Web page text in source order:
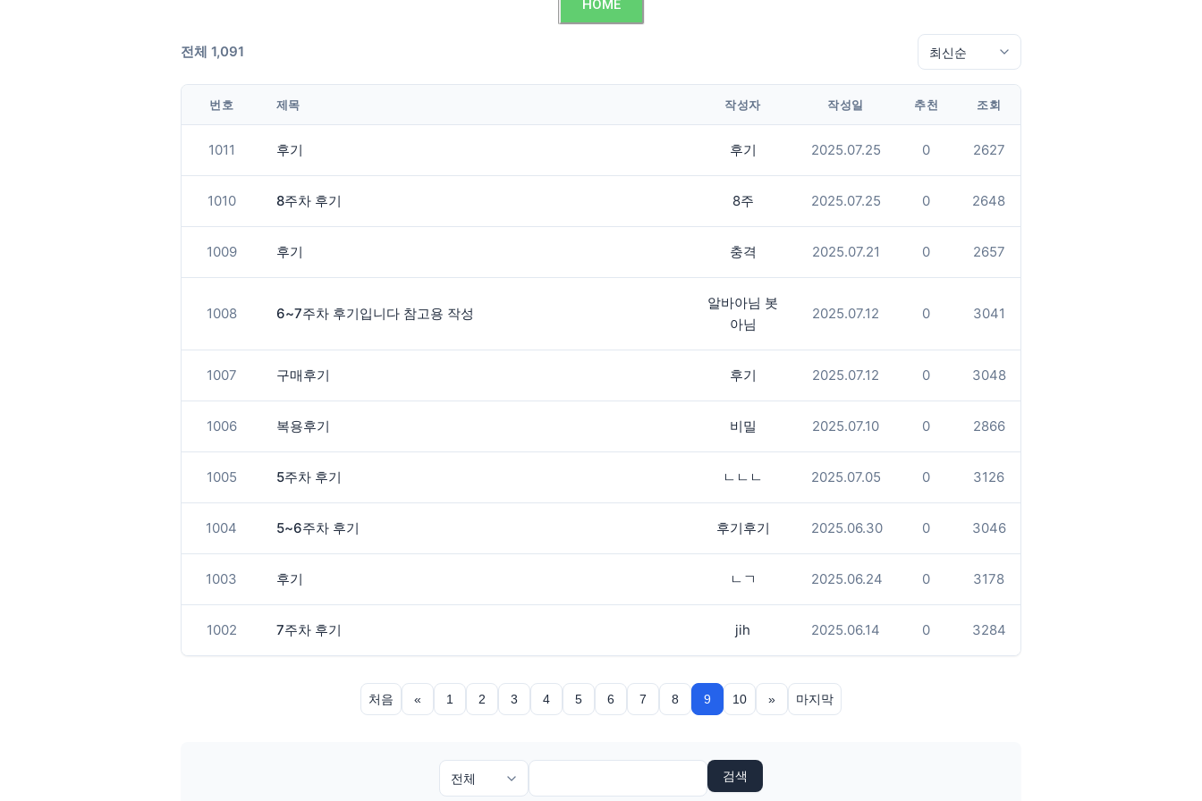
HOME
전체 1,091
번호 제목 작성자 작성일 추천 조회
1011 후기 후기 2025.07.25 0 2627
1010 8주차 후기 8주 2025.07.25 0 2648
1009 후기 충격 2025.07.21 0 2657
1008 6~7주차 후기입니다 참고용 작성
알바아님 봇
아님
2025.07.12 0 3041
1007 구매후기 후기 2025.07.12 0 3048
1006 복용후기 비밀 2025.07.10 0 2866
1005 5주차 후기 ㄴㄴㄴ 2025.07.05 0 3126
1004 5~6주차 후기 후기후기 2025.06.30 0 3046
1003 후기 ㄴㄱ 2025.06.24 0 3178
1002 7주차 후기 jih 2025.06.14 0 3284
처음 « 1 2 3 4 5 6 7 8 9 10 » 마지막
검색